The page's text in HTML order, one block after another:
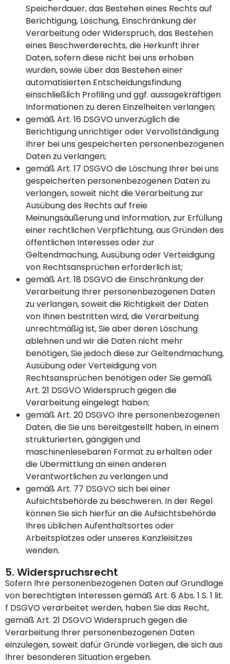
Speicherdauer, das Bestehen eines Rechts auf
Berichtigung, Löschung, Einschränkung der
Verarbeitung oder Widerspruch, das Bestehen
eines Beschwerderechts, die Herkunft ihrer
Daten, sofern diese nicht bei uns erhoben
wurden, sowie über das Bestehen einer
automatisierten Entscheidungsfindung
einschließlich Profiling und ggf. aussagekräftigen
Informationen zu deren Einzelheiten verlangen;
gemäß Art. 16 DSGVO unverzüglich die
Berichtigung unrichtiger oder Vervollständigung
Ihrer bei uns gespeicherten personenbezogenen
Daten zu verlangen;
gemäß Art. 17 DSGVO die Löschung Ihrer bei uns
gespeicherten personenbezogenen Daten zu
verlangen, soweit nicht die Verarbeitung zur
Ausübung des Rechts auf freie
Meinungsäußerung und Information, zur Erfüllung
einer rechtlichen Verpflichtung, aus Gründen des
öffentlichen Interesses oder zur
Geltendmachung, Ausübung oder Verteidigung
von Rechtsansprüchen erforderlich ist;
gemäß Art. 18 DSGVO die Einschränkung der
Verarbeitung Ihrer personenbezogenen Daten
zu verlangen, soweit die Richtigkeit der Daten
von Ihnen bestritten wird, die Verarbeitung
unrechtmäßig ist, Sie aber deren Löschung
ablehnen und wir die Daten nicht mehr
benötigen, Sie jedoch diese zur Geltendmachung,
Ausübung oder Verteidigung von
Rechtsansprüchen benötigen oder Sie gemäß
Art. 21 DSGVO Widerspruch gegen die
Verarbeitung eingelegt haben;
gemäß Art. 20 DSGVO Ihre personenbezogenen
Daten, die Sie uns bereitgestellt haben, in einem
strukturierten, gängigen und
maschinenlesebaren Format zu erhalten oder
die Übermittlung an einen anderen
Verantwortlichen zu verlangen und
gemäß Art. 77 DSGVO sich bei einer
Aufsichtsbehörde zu beschweren. In der Regel
können Sie sich hierfür an die Aufsichtsbehörde
Ihres üblichen Aufenthaltsortes oder
Arbeitsplatzes oder unseres Kanzleisitzes
wenden.
5. Widerspruchsrecht
Sofern Ihre personenbezogenen Daten auf Grundlage
von berechtigten Interessen gemäß Art. 6 Abs. 1 S. 1 lit.
f DSGVO verarbeitet werden, haben Sie das Recht,
gemäß Art. 21 DSGVO Widerspruch gegen die
Verarbeitung Ihrer personenbezogenen Daten
einzulegen, soweit dafür Gründe vorliegen, die sich aus
Ihrer besonderen Situation ergeben.